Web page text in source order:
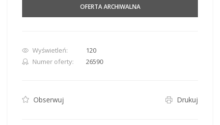
OFERTA ARCHIWALNA
Wyświetleń:
120
Numer oferty:
26590
Obserwuj Drukuj